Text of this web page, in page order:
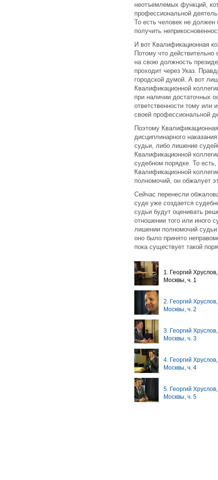
неотъемлемых функций,
профессиональной
То есть человек не должен
получить
И вот Квалификационная
Потому что действительно
на свою должность
проходит через Указ.
городской думой. А вот
Квалификационной
при наличии достаточных
ответственности тому или
своей профессиональной
Поэтому
дисциплинарного
судьи, либо лишение
Квалификационной
судебном порядке. То
Квалификационной
полномочий, он обжалует
Сейчас перенесли
суде уже создается
судьи будут оценивать
отношении того или иного
лишении полномочий судьи
оно было принято
пока существует такой
1. Георгий
Москвы, ч. 1
2. Георгий
Москвы, ч. 2
3. Георгий
Москвы, ч. 3
4. Георгий
Москвы, ч. 4
5. Георгий
Москвы, ч. 5